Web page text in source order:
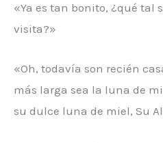
«Ya es tan bonito, ¿qué tal
visita?»
«Oh, todavía son recién
más larga sea la luna de
su dulce luna de miel, Su